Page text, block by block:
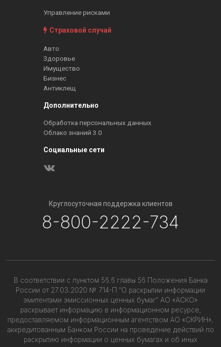
Управление рисками
Страховой случай
Авто
Здоровье
Имущество
Бизнес
Антиклещ
Дополнительно
Обработка персональных данных
Облако знаний 3.0
Социальные сети
Круглосуточная поддержка клиентов
8-800-2222-734
В соответствии с пунктом 56.6 главы 56 Положения Банка
России от 27.03.2020 № 714-П "О раскрытии информации
эмитентами эмиссионных ценных бумаг" АО «АСКО»
раскрывает информацию в информационном ресурсе,
предоставляемом информационным агентством АО «СКРИН»,
аккредитованным Банком России на проведение действий по
раскрытию информации о ценных бумагах и об иных